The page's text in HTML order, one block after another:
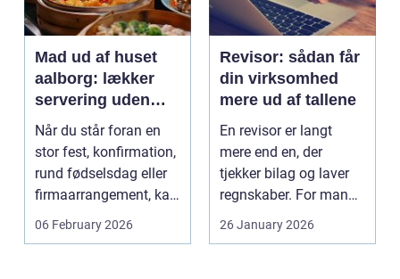
Mad ud af huset
aalborg: lækker
servering uden
stress
Når du står foran en
stor fest, konfirmation,
rund fødselsdag eller
firmaarrangement, kan
planlægnin...
06 February 2026
Revisor: sådan får
din virksomhed
mere ud af tallene
En revisor er langt
mere end en, der
tjekker bilag og laver
regnskaber. For mange
mindre og mellemst...
26 January 2026